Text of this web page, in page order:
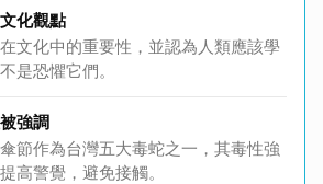
化觀點
文化中的重要性，並認為人類應該學
是恐懼它們。
強調
節作為台灣五大毒蛇之一，其毒性強
高警覺，避免接觸。